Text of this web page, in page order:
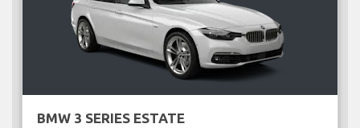
BMW 3 SERIES ESTATE